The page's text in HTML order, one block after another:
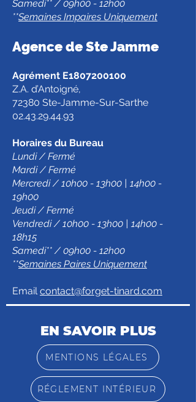
Samedi** / 09h00 - 12h00
**Semaines Impaires Uniquement
Agence de Ste Jamme
Agrément E1807200100
Z.A. d’Antoigné,
72380 Ste-Jamme-Sur-Sarthe
02.43.29.44.93
Horaires du Bureau
Lundi / Fermé
Mardi / Fermé
Mercredi / 10h00 - 13h00 | 14h00 -
19h00
Jeudi / Fermé
Vendredi / 10h00 - 13h00 | 14h00 -
18h15
Samedi** / 09h00 - 12h00
**Semaines Paires Uniquement
Emailcontact@forget-tinard.com
EN SAVOIR PLUS
MENTIONS LÉGALES
RÉGLEMENT INTÉRIEUR